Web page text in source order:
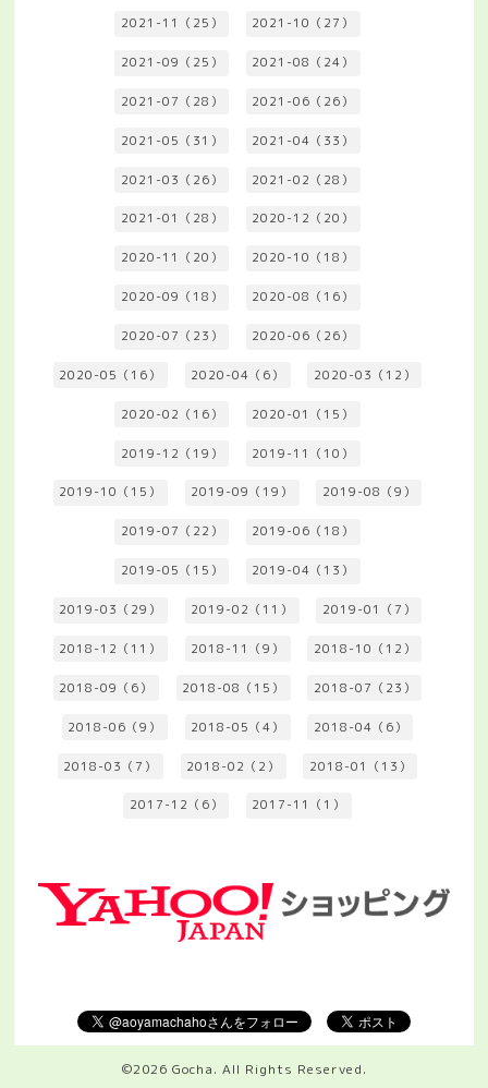
2021-11（25） 2021-10（27）
2021-09（25） 2021-08（24）
2021-07（28） 2021-06（26）
2021-05（31） 2021-04（33）
2021-03（26） 2021-02（28）
2021-01（28） 2020-12（20）
2020-11（20） 2020-10（18）
2020-09（18） 2020-08（16）
2020-07（23） 2020-06（26）
2020-05（16） 2020-04（6） 2020-03（12）
2020-02（16） 2020-01（15）
2019-12（19） 2019-11（10）
2019-10（15） 2019-09（19） 2019-08（9）
2019-07（22） 2019-06（18）
2019-05（15） 2019-04（13）
2019-03（29） 2019-02（11） 2019-01（7）
2018-12（11） 2018-11（9） 2018-10（12）
2018-09（6） 2018-08（15） 2018-07（23）
2018-06（9） 2018-05（4） 2018-04（6）
2018-03（7） 2018-02（2） 2018-01（13）
2017-12（6） 2017-11（1）
©2026 Gocha. All Rights Reserved.